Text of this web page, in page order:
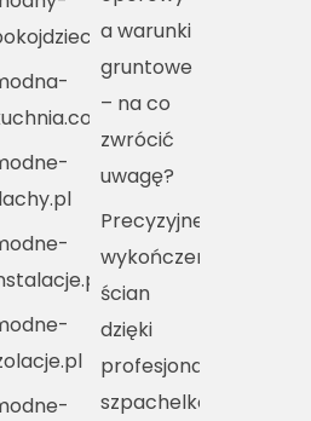
a warunki
gruntowe
– na co
zwrócić
uwagę?
Precyzyjne
wykończenie
ścian
dzięki
profesjonalnym
szpachelkom